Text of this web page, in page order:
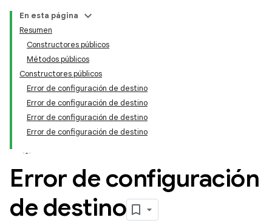
En esta página
Resumen
Constructores públicos
Métodos públicos
Constructores públicos
Error de configuración de destino
Error de configuración de destino
Error de configuración de destino
Error de configuración de destino
Error de configuración
de destino